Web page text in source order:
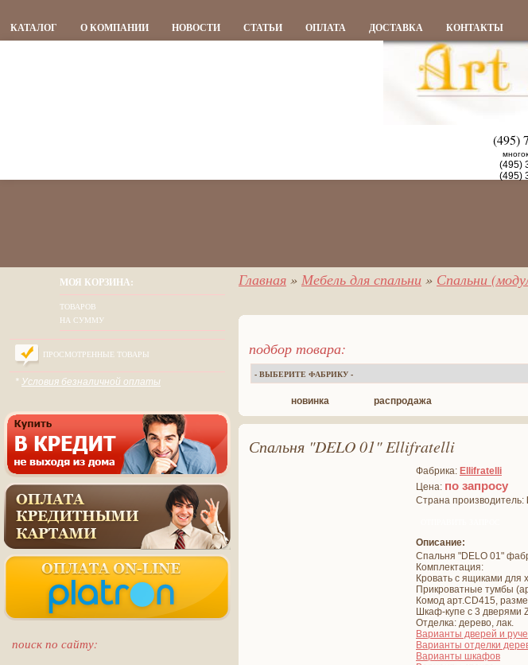
КАТАЛОГ О КОМПАНИИ НОВОСТИ СТАТЬИ ОПЛАТА ДОСТАВКА КОНТАКТЫ
(495)
(495)
(495)
МОЯ КОРЗИНА:
ТОВАРОВ
НА СУММУ
ПРОСМОТРЕННЫЕ ТОВАРЫ
* Условия безналичной оплаты
поиск по сайту:
Главная » Мебель для спальни » Спальни
подбор товара:
новинка распродажа
Спальня "DELO 01" Ellifratelli
Фабрика: Ellifratelli
Цена: по запросу
Страна производитель:
Описание:
Спальня "DELO 01"
Комплектация:
Кровать с ящиками для
Прикроватные тумбы
Комод арт.CD415,
Шкаф-купе с 3 дверями
Отделка: дерево, лак.
Варианты дверей и
Варианты отделки
Варианты шкафов